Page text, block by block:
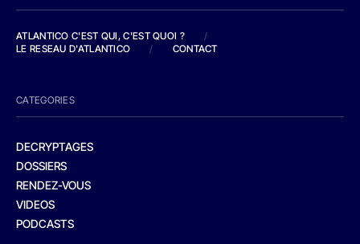
ATLANTICO C'EST QUI, C'EST QUOI ?
/
LE RESEAU D'ATLANTICO
/ CONTACT
CATEGORIES
DECRYPTAGES
DOSSIERS
RENDEZ-VOUS
VIDEOS
PODCASTS